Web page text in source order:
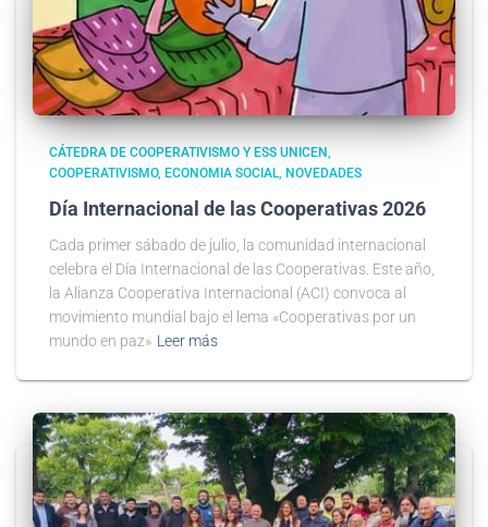
CÁTEDRA DE COOPERATIVISMO Y ESS UNICEN
COOPERATIVISMO ECONOMIA SOCIAL NOVEDADES
Día Internacional de las Cooperativas 2026
Cada primer sábado de julio, la comunidad internacional
celebra el Día Internacional de las Cooperativas. Este año,
la Alianza Cooperativa Internacional (ACI) convoca al
movimiento mundial bajo el lema «Cooperativas por un
mundo en paz» Leer más